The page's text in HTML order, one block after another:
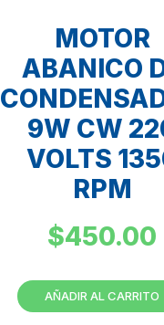
MOTOR
ABANICO
9W CW
VOLTS
RPM
$450.00
AÑADIR AL CARRITO